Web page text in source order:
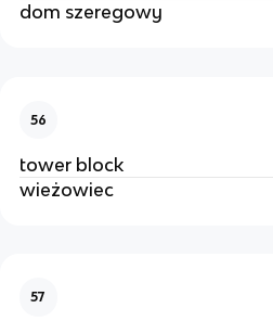
dom szeregowy
56
tower block
wieżowiec
57